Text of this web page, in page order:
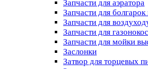
Запчасти для аэратора
Запчасти для
Запчасти для
Запчасти для
Запчасти для мойки
Заслонки
Затвор для торцевых